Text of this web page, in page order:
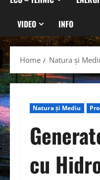
VIDEO INFO
Home Natura și
Natura și Mediu
cu